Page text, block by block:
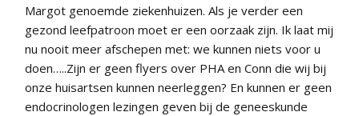
Margot genoemde ziekenhuizen. Als je verder een
gezond leefpatroon moet er een oorzaak zijn. Ik laat mij
nu nooit meer afschepen met: we kunnen niets voor u
doen…..Zijn er geen flyers over PHA en Conn die wij bij
onze huisartsen kunnen neerleggen? En kunnen er geen
endocrinologen lezingen geven bij de geneeskunde